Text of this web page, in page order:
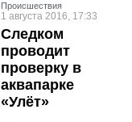
Проиcшествия
1 августа 2016, 17:33
Следком
проводит
проверку в
аквапарке
«Улёт»